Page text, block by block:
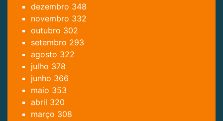
dezembro 348
novembro 332
outubro 302
setembro 293
agosto 322
julho 378
junho 366
maio 353
abril 320
março 308